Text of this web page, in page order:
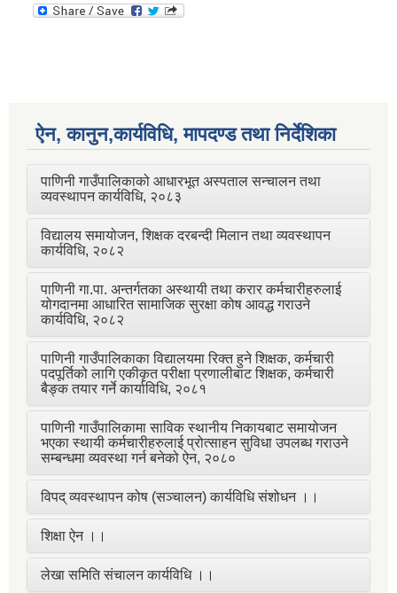
ऐन, कानुन,कार्यविधि, मापदण्ड तथा निर्देशिका
पाणिनी गाउँपालिकाको आधारभूत अस्पताल सन्चालन तथा
व्यवस्थापन कार्यविधि, २०८३
विद्यालय समायोजन, शिक्षक दरबन्दी मिलान तथा व्यवस्थापन
कार्यविधि, २०८२
पाणिनी गा.पा. अन्तर्गतका अस्थायी तथा करार कर्मचारीहरुलाई
योगदानमा आधारित सामाजिक सुरक्षा कोष आवद्ध गराउने
कार्यविधि, २०८२
पाणिनी गाउँपालिकाका विद्यालयमा रिक्त हुने शिक्षक, कर्मचारी
पदपूर्तिको लागि एकीकृत परीक्षा प्रणालीबाट शिक्षक, कर्मचारी
बैङ्क तयार गर्ने कार्याविधि, २०८१
पाणिनी गाउँपालिकामा साविक स्थानीय निकायबाट समायोजन
भएका स्थायी कर्मचारीहरुलाई प्रोत्साहन सुविधा उपलब्ध गराउने
सम्बन्धमा व्यवस्था गर्न बनेको ऐन, २०८०
विपद् व्यवस्थापन कोष (सञ्चालन) कार्यविधि संशोधन ।।
शिक्षा ऐन ।।
लेखा समिति संचालन कार्यविधि ।।